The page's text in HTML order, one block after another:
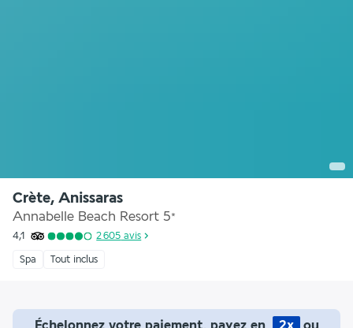
Crète, Anissaras
Annabelle Beach Resort 5*
4,1 2 605 avis
Spa Tout inclus